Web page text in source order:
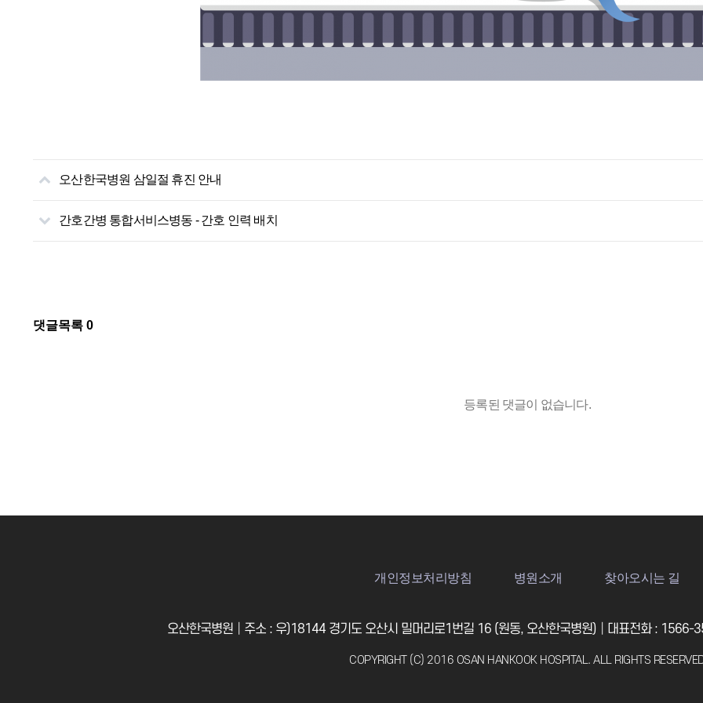
오산한국병원 삼일절 휴진 안내
간호간병 통합서비스병동 - 간호 인력 배치
댓글목록 0
등록된 댓글이 없습니다.
개인정보처리방침 병원소개 찾아오시는 길
오산한국병원│주소 : 우)18144 경기도 오산시 밀머리로1번길 16 (원동, 오산한국병원)│대표전화 :
COPYRIGHT (C) 2016 OSAN HANKOOK HOSPITAL. ALL RIGHTS